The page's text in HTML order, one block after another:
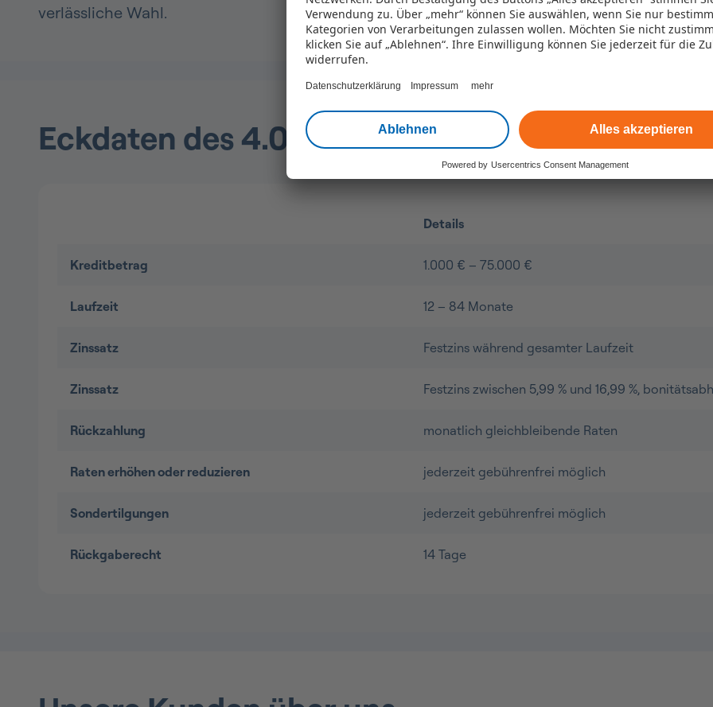
Verwendung zu. Über „mehr“ können Sie auswählen, wenn Sie nur
Kategorien von Verarbeitungen zulassen wollen. Möchten Sie nicht
klicken Sie auf „Ablehnen“. Ihre Einwilligung können Sie jederzeit für die
widerrufen.
Datenschutzerklärung Impressum mehr
Ablehnen Alles akzeptieren
Powered by Usercentrics Consent Management
verlässliche Wahl.
Eckdaten des 4.000 Euro Kredits vom fairen
Details
Kreditbetrag 1.000 € – 75.000 €
Laufzeit 12 – 84 Monate
Zinssatz Festzins während gesamter Laufzeit
Zinssatz Festzins zwischen 5,99 % und 16,99 %,
Rückzahlung monatlich gleichbleibende Raten
Raten erhöhen oder reduzieren jederzeit gebührenfrei möglich
Sondertilgungen jederzeit gebührenfrei möglich
Rückgaberecht 14 Tage